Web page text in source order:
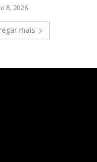
8, 2026
mais